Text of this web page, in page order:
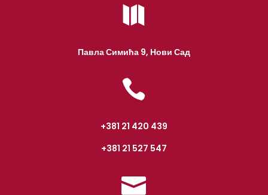

Павла Симића 9, Нови Сад

+381 21 420 439
+381 21 527 547
